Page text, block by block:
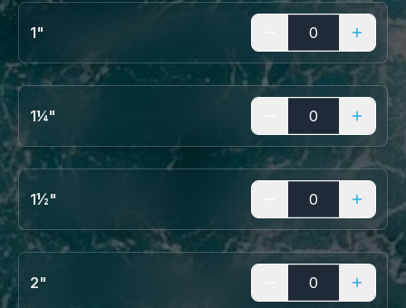
1"
1¼"
1½"
2"